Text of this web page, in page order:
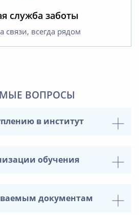
служба заботы
связи, всегда рядом
ВОПРОСЫ
в институт
обучения
документам